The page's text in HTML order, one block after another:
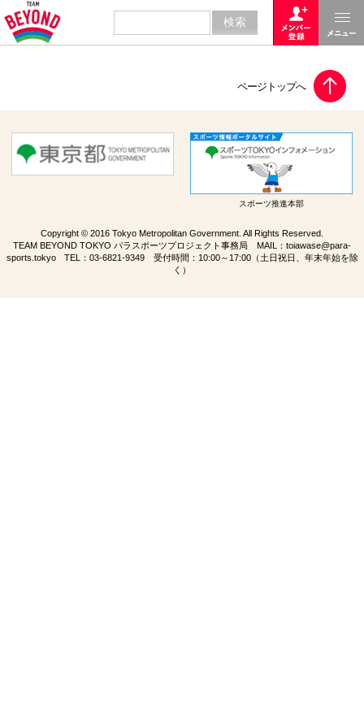
スポーツ推進本部
Copyright © 2016 Tokyo Metropolitan Government. All Rights Reserved.
TEAM BEYOND TOKYO パラスポーツプロジェクト事務局 MAIL： toiawase@para-
sports.tokyoTEL： 03-6821-9349受付時間：10:00～17:00（土日祝日、年末年始を除
く）